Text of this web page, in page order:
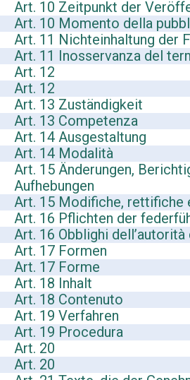
Art. 10 Zeitpunkt der
Art. 10 Momento della
Art. 11 Nichteinhaltung der
Art. 11 Inosservanza del
Art. 12
Art. 12
Art. 13 Zuständigkeit
Art. 13 Competenza
Art. 14 Ausgestaltung
Art. 14 Modalità
Art. 15 Änderungen,
Aufhebungen
Art. 15 Modifiche, rettifiche
Art. 16 Pflichten der
Art. 16 Obblighi
Art. 17 Formen
Art. 17 Forme
Art. 18 Inhalt
Art. 18 Contenuto
Art. 19 Verfahren
Art. 19 Procedura
Art. 20
Art. 20